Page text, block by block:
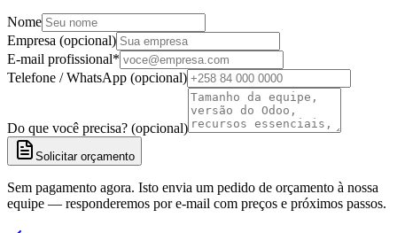
Nome
Empresa (opcional)
E-mail profissional*
Telefone / WhatsApp (opcional)
Do que você precisa? (opcional)
Solicitar orçamento
Sem pagamento agora. Isto envia um pedido de orçamento à nossa
equipe — responderemos por e-mail com preços e próximos passos.